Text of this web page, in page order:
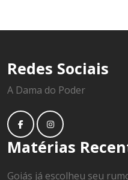
Redes Sociais
A Dama do Poder
Matérias
Goiás já escolheu seu